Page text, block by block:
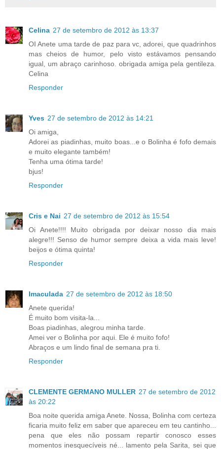
Celina 27 de setembro de 2012 às 13:37
OI Anete uma tarde de paz para vc, adorei, que quadrinhos
mas cheios de humor, pelo visto estávamos pensando
igual, um abraço carinhoso. obrigada amiga pela gentileza.
Celina
Responder
Yves 27 de setembro de 2012 às 14:21
Oi amiga,
Adorei as piadinhas, muito boas...e o Bolinha é fofo demais
e muito elegante também!
Tenha uma ótima tarde!
bjus!
Responder
Cris e Nai 27 de setembro de 2012 às 15:54
Oi Anete!!!! Muito obrigada por deixar nosso dia mais
alegre!!! Senso de humor sempre deixa a vida mais leve!
beijos e ótima quinta!
Responder
Imaculada 27 de setembro de 2012 às 18:50
Anete querida!
É muito bom visita-la...
Boas piadinhas, alegrou minha tarde.
Amei ver o Bolinha por aqui. Ele é muito fofo!
Abraços e um lindo final de semana pra ti.
Responder
CLEMENTE GERMANO MULLER 27 de setembro de 2012
às 20:22
Boa noite querida amiga Anete. Nossa, Bolinha com certeza
ficaria muito feliz em saber que apareceu em teu cantinho...
pena que eles não possam repartir conosco esses
momentos inesquecíveis né... lamento pela Sarita, sei que